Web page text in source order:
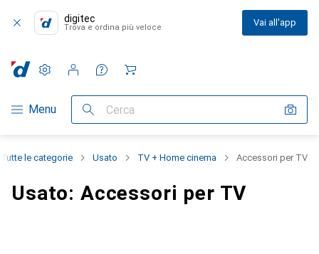
digitec
Trova e ordina più veloce Vai all'app
Categoria Navigazione
Menu Cerca
Impostazioni
Conto cliente
Liste di confronto
Liste dei desideri
Carrello
Tutte le categorie Usato TV + Home cinema Accessori per TV
Usato: Accessori per TV